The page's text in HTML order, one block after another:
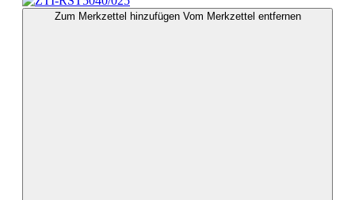
Zum Merkzettel hinzufügen Vom Merkzettel entfernen